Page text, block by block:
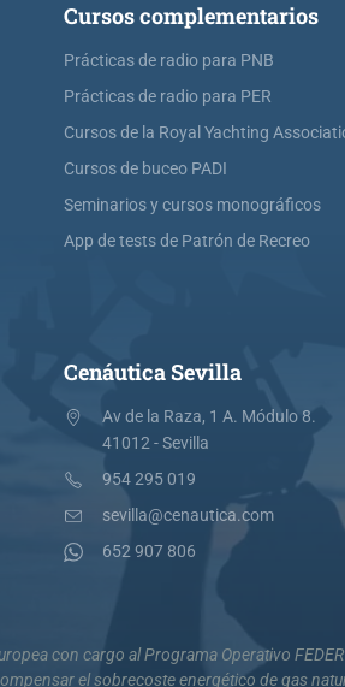
Cursos complementarios
Prácticas de radio para PNB
Prácticas de radio para PER
Cursos de la Royal Yachting
Cursos de buceo PADI
Seminarios y cursos monográficos
App de tests de Patrón de Recreo
Cenáutica Sevilla
Av de la Raza, 1 A. Módulo 8.
41012 - Sevilla
954 295 019
sevilla@cenautica.com
652 907 806
con cargo al Programa Operativo
el sobrecoste energético de gas